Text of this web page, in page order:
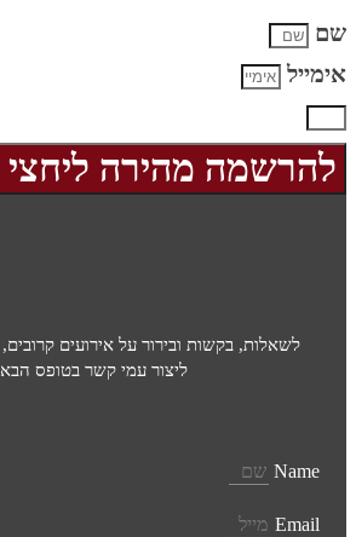
שם
אימייל
להרשמה מהירה ליחצי
לשאלות, בקשות ובירור על אירועים
ליצור עמי קשר בטופס
Name
Email